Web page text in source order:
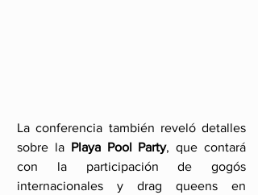
La conferencia también reveló detalles
sobre la Playa Pool Party, que contará
con la participación de gogós
internacionales y drag queens en